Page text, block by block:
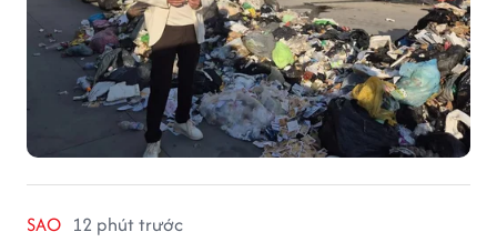
SAO 12 phút trước